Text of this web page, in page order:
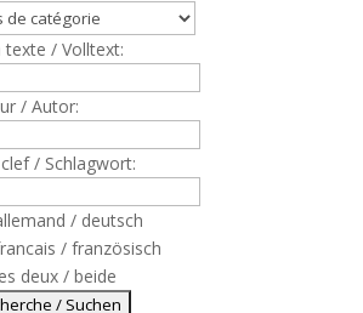
texte / Volltext:
/ Autor:
/ Schlagwort:
/ deutsch
/ französisch
deux / beide